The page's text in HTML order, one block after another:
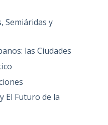
Semiáridas y
las Ciudades
El Futuro de la